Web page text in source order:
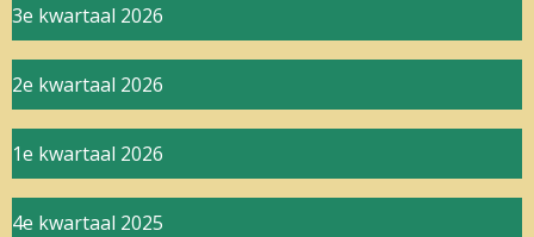
3e kwartaal 2026
2e kwartaal 2026
1e kwartaal 2026
4e kwartaal 2025